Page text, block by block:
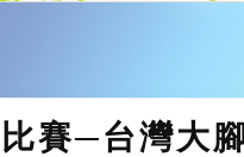
賽─台灣大